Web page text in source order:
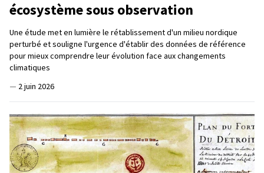
écosystème sous observation
Une étude met en lumière le rétablissement d'un milieu nordique
perturbé et souligne l'urgence d'établir des données de référence
pour mieux comprendre leur évolution face aux changements
climatiques
— 2 juin 2026